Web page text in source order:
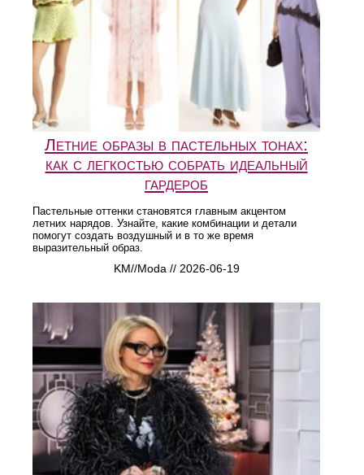
Летние образы в пастельных тонах:
как с легкостью собрать идеальный
гардероб
Пастельные оттенки становятся главным акцентом
летних нарядов. Узнайте, какие комбинации и детали
помогут создать воздушный и в то же время
выразительный образ.
KM//Moda // 2026-06-19